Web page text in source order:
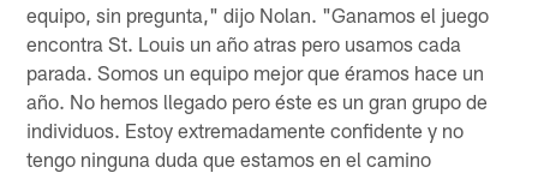
equipo, sin pregunta," dijo Nolan. "Ganamos el juego
encontra St. Louis un año atras pero usamos cada
parada. Somos un equipo mejor que éramos hace un
año. No hemos llegado pero éste es un gran grupo de
individuos. Estoy extremadamente confidente y no
tengo ninguna duda que estamos en el camino